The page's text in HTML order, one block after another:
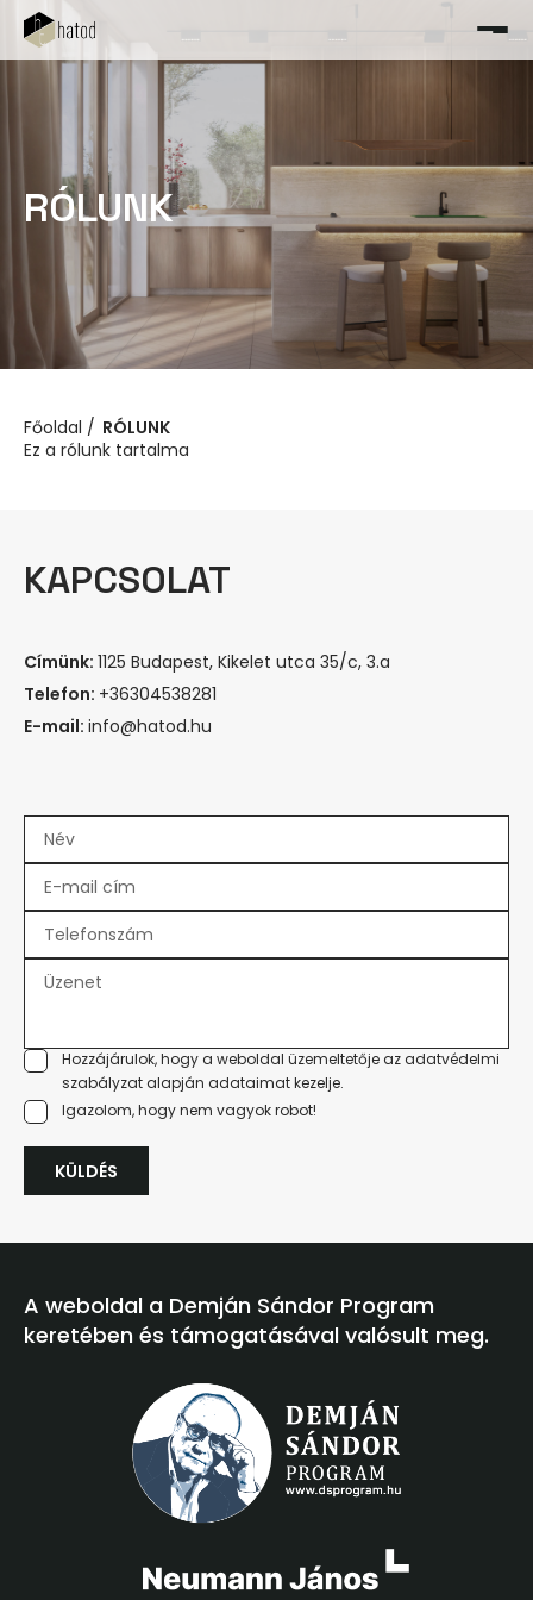
RÓLUNK
Főoldal
RÓLUNK
Ez a rólunk tartalma
KAPCSOLAT
Címünk: 1125 Budapest, Kikelet utca 35/c, 3.a
Telefon: +36304538281
E-mail: info@hatod.hu
Hozzájárulok, hogy a weboldal üzemeltetője azadatvédelmi
szabályzatalapján adataimat kezelje.
Igazolom, hogy nem vagyok robot!
KÜLDÉS
A weboldal a Demján Sándor Program
keretében és támogatásával valósult meg.